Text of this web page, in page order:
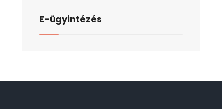
E-ügyintézés